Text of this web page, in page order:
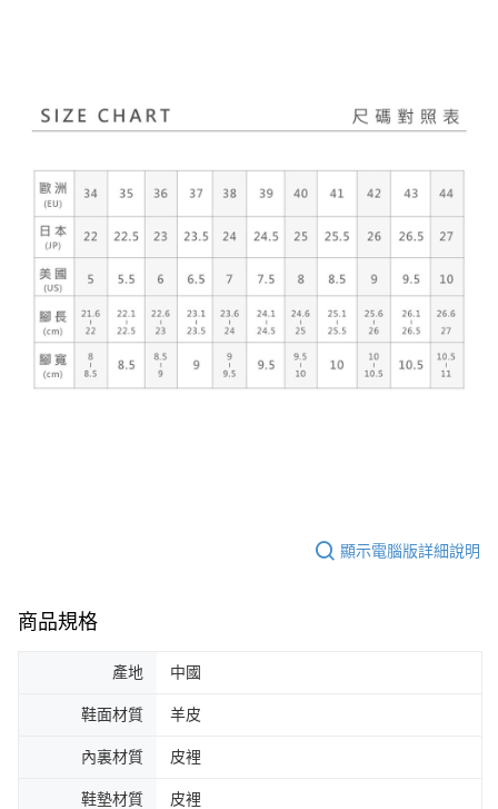
顯示電腦版詳細說明
商品規格
產地 中國
鞋面材質 羊皮
內裏材質 皮裡
鞋墊材質 皮裡